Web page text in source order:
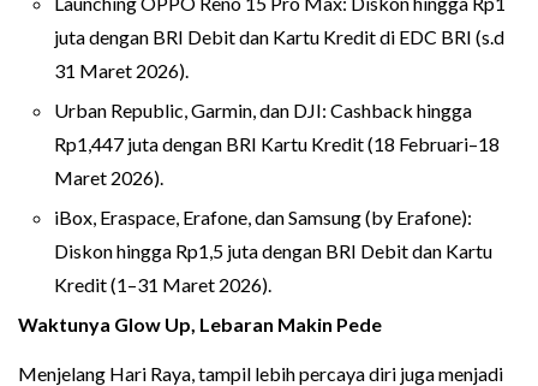
juta dengan BRI Debit dan Kartu Kredit di EDC BRI (s.d
31 Maret 2026).
Urban Republic, Garmin, dan DJI: Cashback hingga
Rp1,447 juta dengan BRI Kartu Kredit (18 Februari–18
Maret 2026).
iBox, Eraspace, Erafone, dan Samsung (by Erafone):
Diskon hingga Rp1,5 juta dengan BRI Debit dan Kartu
Kredit (1–31 Maret 2026).
Waktunya Glow Up, Lebaran Makin Pede
Menjelang Hari Raya, tampil lebih percaya diri juga menjadi